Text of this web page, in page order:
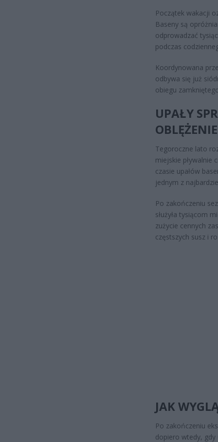
Początek wakacji
Baseny są
odprowadzać
podczas
Koordynowana
odbywa się już
obiegu
UPAŁY
OBLĘŻENIE
Tegoroczne lato
miejskie pływalnie
czasie upałów
jednym z
Po zakończeniu
służyła tysiącom
zużycie cennych
częstszych susz i
JAK
Po zakończeniu
dopiero wtedy,